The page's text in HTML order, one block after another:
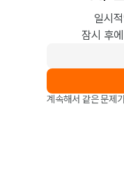
일시
잠시 후
계속해서 같은 문제